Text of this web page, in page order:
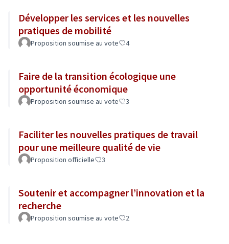
Développer les services et les nouvelles
pratiques de mobilité
Proposition soumise au vote 4
Faire de la transition écologique une
opportunité économique
Proposition soumise au vote 3
Faciliter les nouvelles pratiques de travail
pour une meilleure qualité de vie
Proposition officielle 3
Soutenir et accompagner l’innovation et la
recherche
Proposition soumise au vote 2